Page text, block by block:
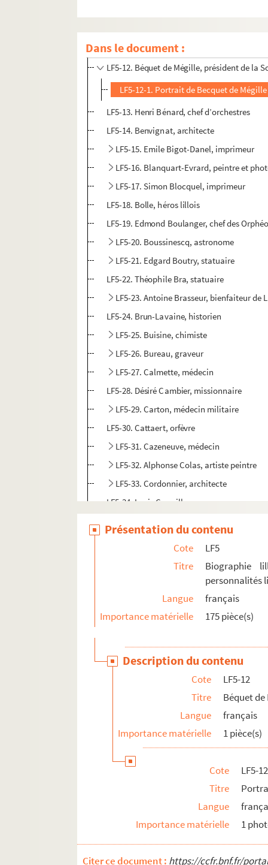
Dans le document :
LF5-10. Carlos Batteur, architecte
LF5-11. Baudoux, orfèvre
LF5-12. Béquet de Mégille, président de la
LF5-12-1. Portrait de Becquet de Mégille
LF5-13. Henri Bénard, chef d’orchestres
LF5-14. Benvignat, architecte
LF5-15. Emile Bigot-Danel, imprimeur
LF5-16. Blanquart-Evrard, peintre et
LF5-17. Simon Blocquel, imprimeur
LF5-18. Bolle, héros lillois
LF5-19. Edmond Boulanger, chef des
LF5-20. Boussinescq, astronome
LF5-21. Edgard Boutry, statuaire
LF5-22. Théophile Bra, statuaire
LF5-23. Antoine Brasseur, bienfaiteur de
LF5-24. Brun-Lavaine, historien
LF5-25. Buisine, chimiste
LF5-26. Bureau, graveur
LF5-27. Calmette, médecin
LF5-28. Désiré Cambier, missionnaire
LF5-29. Carton, médecin militaire
LF5-30. Cattaert, orfèvre
LF5-31. Cazeneuve, médecin
LF5-32. Alphonse Colas, artiste peintre
LF5-33. Cordonnier, architecte
LF5-34. Louis Couailhac
LF5-38. Albert Darcq, statuaire
LF5-39. Dayez, journaliste
LF5-40. Docteur Degland
LF5-42. Juliette et Julia Delpierre,
LF5-43. Delezenne, physicien
LF5-48. Jules Denneulin, artiste peintre
LF5-51. Charles de Prins, musicien
LF5-53. Desrousseaux, chansonnier
Présentation du contenu
Cote
LF5
Titre
Biographie
personnalités
Langue
français
Importance matérielle
175 pièce(s)
Description du contenu
Cote
LF5-12
Titre
Béquet de
Langue
français
Importance matérielle
1 pièce(s)
Cote
LF5-
Titre
Langue
Importance matérielle
1
Citer ce document : https://ccfr.bnf.fr/